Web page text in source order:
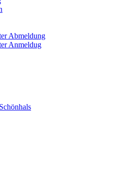
Abmeldung
Anmeldug